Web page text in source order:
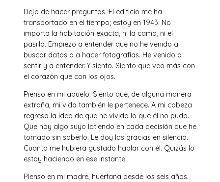
Dejo de hacer preguntas. El edificio me ha
transportado en el tiempo; estoy en 1943. No
importa la habitación exacta, ni la cama, ni el
pasillo. Empiezo a entender que no he venido a
buscar datos o a hacer fotografías. He venido a
sentir y a entender. Y siento. Siento que veo más con
el corazón que con los ojos.
Pienso en mi abuelo. Siento que, de alguna manera
extraña, mi vida también le pertenece. A mi cabeza
regresa la idea de que he vivido lo que él no pudo.
Que hay algo suyo latiendo en cada decisión que he
tomado sin saberlo. Le doy las gracias en silencio.
Cuanto me hubiera gustado hablar con él. Quizás lo
estoy haciendo en ese instante.
Pienso en mi madre, huérfana desde los seis años.